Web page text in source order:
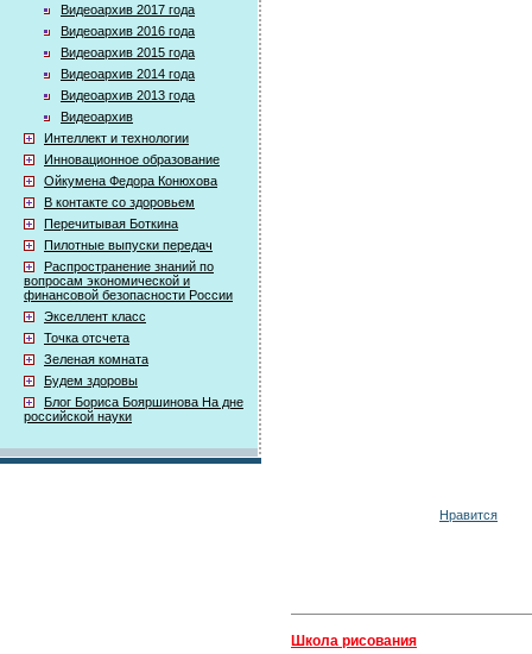
Видеоархив 2017 года
Видеоархив 2016 года
Видеоархив 2015 года
Видеоархив 2014 года
Видеоархив 2013 года
Видеоархив
Интеллект и технологии
Инновационное образование
Ойкумена Федора Конюхова
В контакте со здоровьем
Перечитывая Боткина
Пилотные выпуски передач
Распространение знаний по
вопросам экономической и
финансовой безопасности России
Экселлент класс
Точка отсчета
Зеленая комната
Будем здоровы
Блог Бориса Бояршинова На дне
российской науки
Нравится
Школа рисования